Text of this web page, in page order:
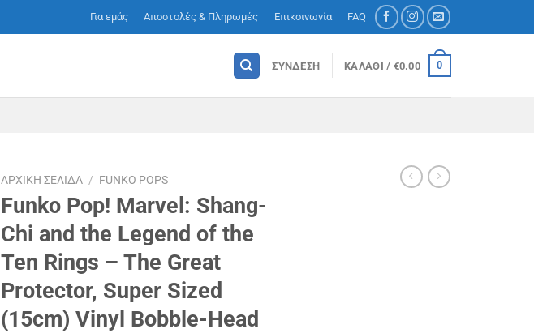
Για εμάς Αποστολές & Πληρωμές Επικοινωνία FAQ
ΣΎΝΔΕΣΗ ΚΑΛΆΘΙ / €0.00 0
ΑΡΧΙΚΉ ΣΕΛΊΔΑ / FUNKO POPS
Funko Pop! Marvel: Shang-
Chi and the Legend of the
Ten Rings – The Great
Protector, Super Sized
(15cm) Vinyl Bobble-Head